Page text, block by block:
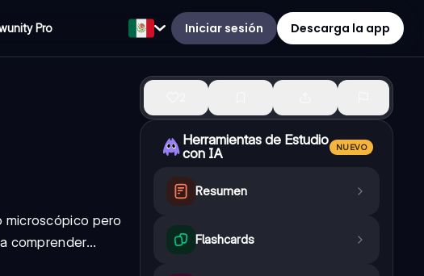
Pro Iniciar sesión Descarga la app
microscópico pero
comprender...
Herramientas de Estudio
con IA
NUEVO
Resumen
Flashcards